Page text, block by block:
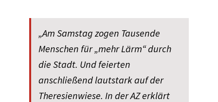
„Am Samstag zogen Tausende
Menschen für „mehr Lärm“ durch
die Stadt. Und feierten
anschließend lautstark auf der
Theresienwiese. In der AZ erklärt